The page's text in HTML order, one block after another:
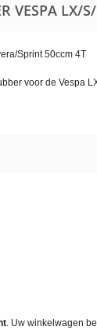
VESPA LX/​
​Sprint 50ccm 4T
voor de Vespa
. Uw winkelwagen